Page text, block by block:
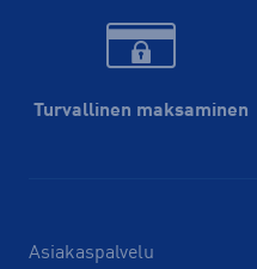
Turvallinen maksaminen
Asiakaspalvelu